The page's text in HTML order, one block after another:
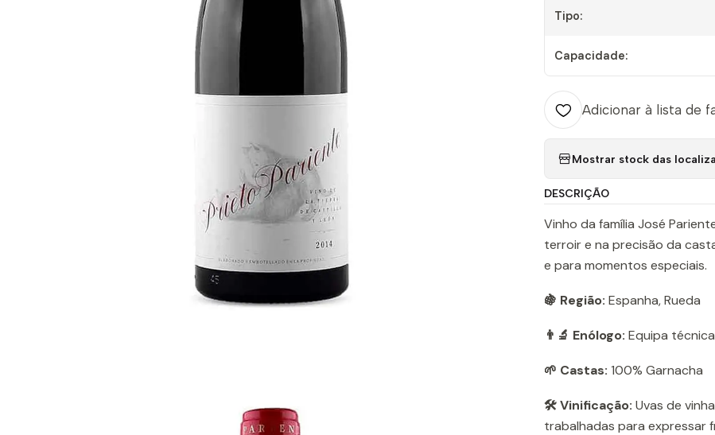
Tipo:
Capacidade:
Adicionar à lista de
Mostrar stock das
DESCRIÇÃO
Vinho da família José
terroir e na precisão da
e para momentos especiais.
🍇 Região: Espanha, Rueda
👨‍🔬 Enólogo: Equipa
🌱 Castas: 100% Garnacha
🛠️ Vinificação: Uvas de
trabalhadas para expressar